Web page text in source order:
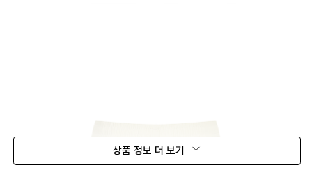
상품 정보 더 보기